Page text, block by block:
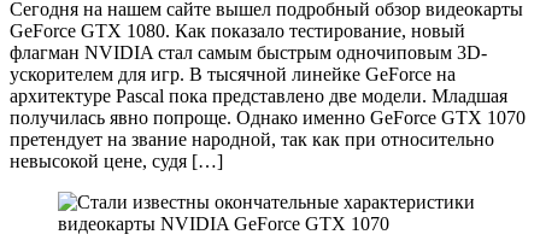
Сегодня на нашем сайте вышел подробный обзор видеокарты
GeForce GTX 1080. Как показало тестирование, новый
флагман NVIDIA стал самым быстрым одночиповым 3D-
ускорителем для игр. В тысячной линейке GeForce на
архитектуре Pascal пока представлено две модели. Младшая
получилась явно попроще. Однако именно GeForce GTX 1070
претендует на звание народной, так как при относительно
невысокой цене, судя […]